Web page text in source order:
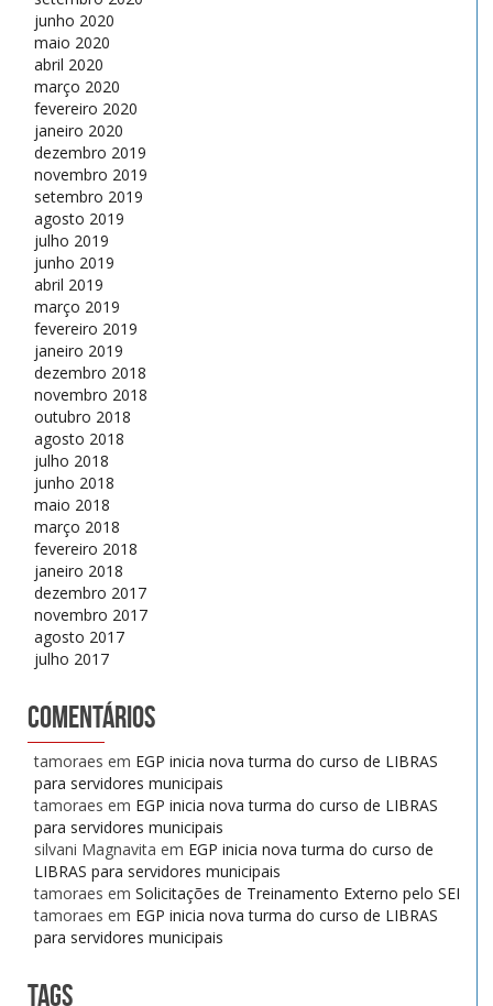
junho 2020
maio 2020
abril 2020
março 2020
fevereiro 2020
janeiro 2020
dezembro 2019
novembro 2019
setembro 2019
agosto 2019
julho 2019
junho 2019
abril 2019
março 2019
fevereiro 2019
janeiro 2019
dezembro 2018
novembro 2018
outubro 2018
agosto 2018
julho 2018
junho 2018
maio 2018
março 2018
fevereiro 2018
janeiro 2018
dezembro 2017
novembro 2017
agosto 2017
julho 2017
Comentários
tamoraes em EGP inicia nova turma do curso de LIBRAS
para servidores municipais
tamoraes em EGP inicia nova turma do curso de LIBRAS
para servidores municipais
silvani Magnavita em EGP inicia nova turma do curso de
LIBRAS para servidores municipais
tamoraes em Solicitações de Treinamento Externo pelo SEI
tamoraes em EGP inicia nova turma do curso de LIBRAS
para servidores municipais
Tags